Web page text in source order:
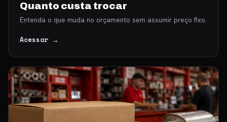
Quanto custa trocar
Entenda o que muda no orçamento sem assumir preço fixo.
Acessar →